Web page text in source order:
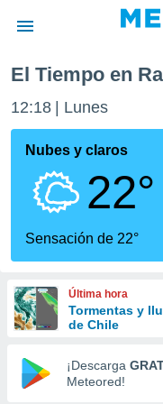
de
por
que se
calidad.
a este
las
y
forma
digital
basada
El Tiempo en
12:18 Lunes
Nubes y claros
22°
Sensación de 22°
Última hora
Tormentas y
de Chile
¡Descarga
Meteored!